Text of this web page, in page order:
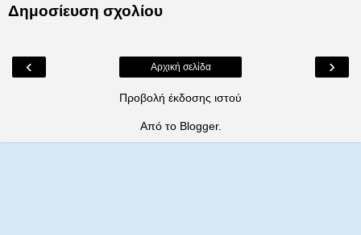
Δημοσίευση σχολίου
‹ ›
Αρχική σελίδα
Προβολή έκδοσης ιστού
Από το Blogger.